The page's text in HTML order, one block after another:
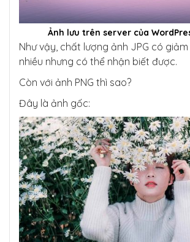
Ảnh lưu trên server của
Như vậy, chất lượng ảnh JPG có
nhiều nhưng có thể nhận biết được.
Còn với ảnh PNG thì sao?
Đây là ảnh gốc: